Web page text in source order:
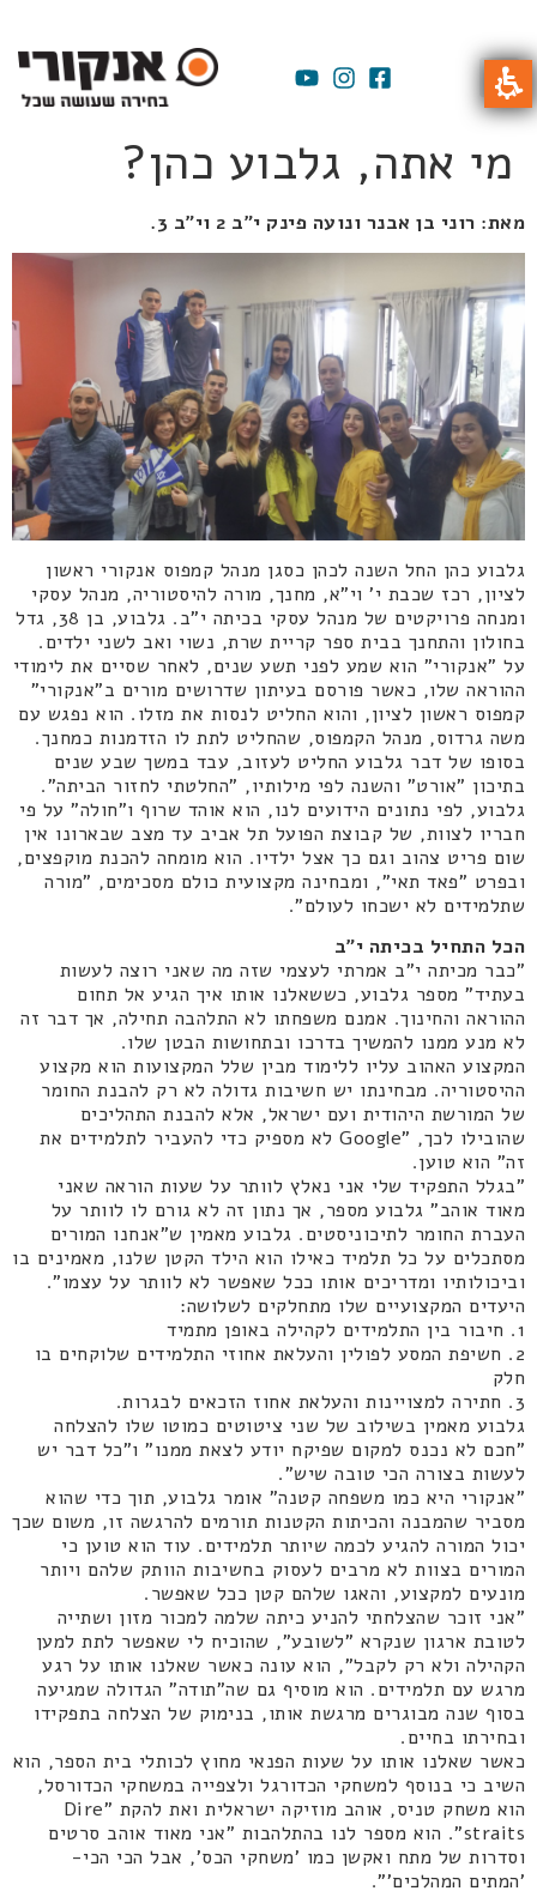
מי אתה, גלבוע כהן?
מאת: רוני בן אבנר ונועה פינק י"ב 2 וי"ב 3.
גלבוע כהן החל השנה לכהן כסגן מנהל קמפוס אנקורי ראשון
לציון, רכז שכבת י' וי"א, מחנך, מורה להיסטוריה, מנהל עסקי
ומנחה פרויקטים של מנהל עסקי בכיתה י"ב. גלבוע, בן 38, גדל
בחולון והתחנך בבית ספר קריית שרת, נשוי ואב לשני ילדים.
על "אנקורי" הוא שמע לפני תשע שנים, לאחר שסיים את לימודי
ההוראה שלו, כאשר פורסם בעיתון שדרושים מורים ב"אנקורי"
קמפוס ראשון לציון, והוא החליט לנסות את מזלו. הוא נפגש עם
משה גרדוס, מנהל הקמפוס, שהחליט לתת לו הזדמנות כמחנך.
בסופו של דבר גלבוע החליט לעזוב, עבד במשך שבע שנים
בתיכון "אורט" והשנה לפי מילותיו, "החלטתי לחזור הביתה".
גלבוע, לפי נתונים הידועים לנו, הוא אוהד שרוף ו"חולה" על פי
חבריו לצוות, של קבוצת הפועל תל אביב עד מצב שבארונו אין
שום פריט צהוב וגם כך אצל ילדיו. הוא מומחה להכנת מוקפצים,
ובפרט "פאד תאי", ומבחינה מקצועית כולם מסכימים, "מורה
שתלמידים לא ישכחו לעולם".
הכל התחיל בכיתה י"ב
"כבר מכיתה י"ב אמרתי לעצמי שזה מה שאני רוצה לעשות
בעתיד" מספר גלבוע, כששאלנו אותו איך הגיע אל תחום
ההוראה והחינוך. אמנם משפחתו לא התלהבה תחילה, אך דבר זה
לא מנע ממנו להמשיך בדרכו ובתחושות הבטן שלו.
המקצוע האהוב עליו ללימוד מבין שלל המקצועות הוא מקצוע
ההיסטוריה. מבחינתו יש חשיבות גדולה לא רק להבנת החומר
של המורשת היהודית ועם ישראל, אלא להבנת התהליכים
שהובילו לכך, "Google לא מספיק כדי להעביר לתלמידים את
זה" הוא טוען.
"בגלל התפקיד שלי אני נאלץ לוותר על שעות הוראה שאני
מאוד אוהב" גלבוע מספר, אך נתון זה לא גורם לו לוותר על
העברת החומר לתיכוניסטים. גלבוע מאמין ש"אנחנו המורים
מסתכלים על כל תלמיד כאילו הוא הילד הקטן שלנו, מאמינים בו
וביכולותיו ומדריכים אותו ככל שאפשר לא לוותר על עצמו".
היעדים המקצועיים שלו מתחלקים לשלושה:
1. חיבור בין התלמידים לקהילה באופן מתמיד
2. חשיפת המסע לפולין והעלאת אחוזי התלמידים שלוקחים בו
חלק
3. חתירה למצויינות והעלאת אחוז הזכאים לבגרות.
גלבוע מאמין בשילוב של שני ציטוטים כמוטו שלו להצלחה
"חכם לא נכנס למקום שפיקח יודע לצאת ממנו" ו"כל דבר יש
לעשות בצורה הכי טובה שיש".
"אנקורי היא כמו משפחה קטנה" אומר גלבוע, תוך כדי שהוא
מסביר שהמבנה והכיתות הקטנות תורמים להרגשה זו, משום שכך
יכול המורה להגיע לכמה שיותר תלמידים. עוד הוא טוען כי
המורים בצוות לא מרבים לעסוק בחשיבות הוותק שלהם ויותר
מונעים למקצוע, והאגו שלהם קטן ככל שאפשר.
"אני זוכר שהצלחתי להניע כיתה שלמה למכור מזון ושתייה
לטובת ארגון שנקרא "לשובע", שהוכיח לי שאפשר לתת למען
הקהילה ולא רק לקבל", הוא עונה כאשר שאלנו אותו על רגע
מרגש עם תלמידים. הוא מוסיף גם שה"תודה" הגדולה שמגיעה
בסוף שנה מבוגרים מרגשת אותו, בנימוק של הצלחה בתפקידו
ובחירתו בחיים.
כאשר שאלנו אותו על שעות הפנאי מחוץ לכותלי בית הספר, הוא
השיב כי בנוסף למשחקי הכדורגל ולצפייה במשחקי הכדורסל,
הוא משחק טניס, אוהב מוזיקה ישראלית ואת להקת "Dire
straits". הוא מספר לנו בהתלהבות "אני מאוד אוהב סרטים
וסדרות של מתח ואקשן כמו 'משחקי הכס', אבל הכי הכי-
'המתים המהלכים'".